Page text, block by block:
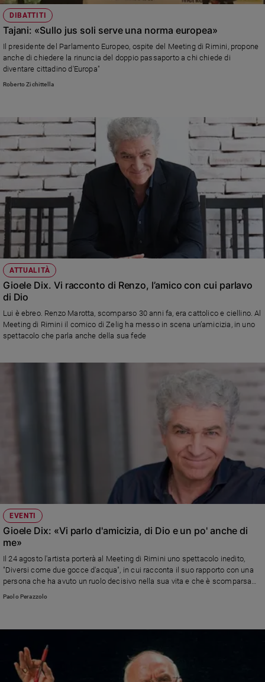
DIBATTITI
Tajani: «Sullo jus soli serve una norma europea»
Il presidente del Parlamento Europeo, ospite del Meeting di Rimini, propone
anche di chiedere la rinuncia del doppio passaporto a chi chiede di
diventare cittadino d'Europa"
Roberto Zichittella
ATTUALITÀ
Gioele Dix. Vi racconto di Renzo, l’amico con cui parlavo
di Dio
Lui è ebreo. Renzo Marotta, scomparso 30 anni fa, era cattolico e ciellino. Al
Meeting di Rimini il comico di Zelig ha messo in scena un’amicizia, in uno
spettacolo che parla anche della sua fede
EVENTI
Gioele Dix: «Vi parlo d'amicizia, di Dio e un po' anche di
me»
Il 24 agosto l'artista porterà al Meeting di Rimini uno spettacolo inedito,
"Diversi come due gocce d'acqua", in cui racconta il suo rapporto con una
persona che ha avuto un ruolo decisivo nella sua vita e che è scomparsa
prematuramente trent'anni fa.
Paolo Perazzolo